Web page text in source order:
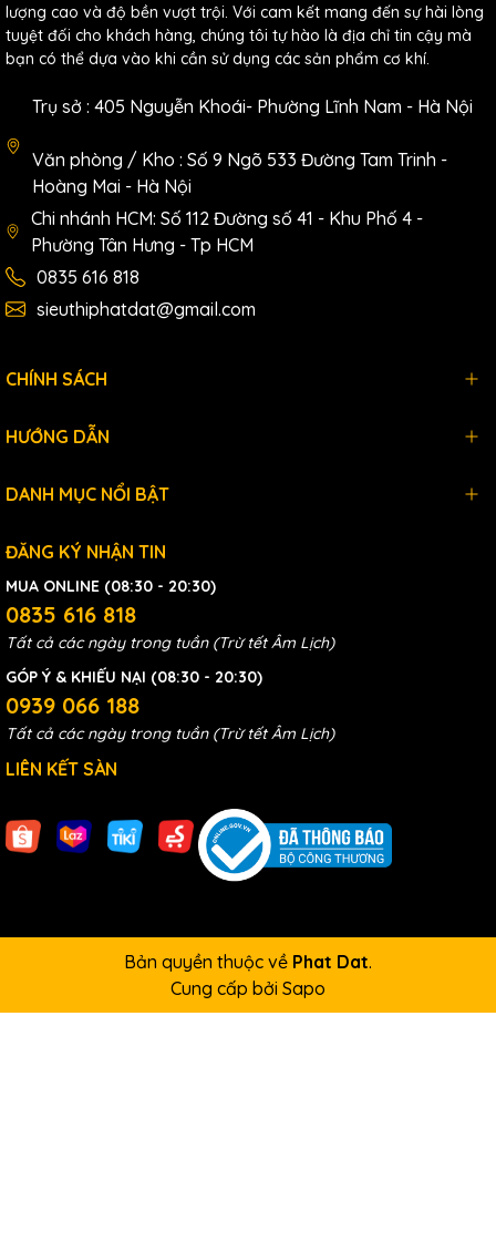
lượng cao và độ bền vượt trội. Với cam kết mang đến sự hài lòng
tuyệt đối cho khách hàng, chúng tôi tự hào là địa chỉ tin cậy mà
bạn có thể dựa vào khi cần sử dụng các sản phẩm cơ khí.
Trụ sở : 405 Nguyễn Khoái- Phường Lĩnh Nam - Hà Nội
Văn phòng / Kho : Số 9 Ngõ 533 Đường Tam Trinh -
Hoàng Mai - Hà Nội
Chi nhánh HCM: Số 112 Đường số 41 - Khu Phố 4 -
Phường Tân Hưng - Tp HCM
0835 616 818
sieuthiphatdat@gmail.com
CHÍNH SÁCH
HƯỚNG DẪN
DANH MỤC NỔI BẬT
ĐĂNG KÝ NHẬN TIN
MUA ONLINE (08:30 - 20:30)
0835 616 818
Tất cả các ngày trong tuần (Trừ tết Âm Lịch)
GÓP Ý & KHIẾU NẠI (08:30 - 20:30)
0939 066 188
Tất cả các ngày trong tuần (Trừ tết Âm Lịch)
LIÊN KẾT SÀN
Bản quyền thuộc về Phat Dat.
Cung cấp bởi Sapo